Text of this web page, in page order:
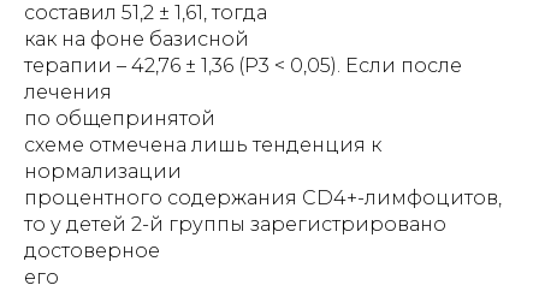
составил 51,2 ± 1,61, тогда
как на фоне базисной
терапии – 42,76 ± 1,36 (Р3 < 0,05). Если после
лечения
по общепринятой
схеме отмечена лишь тенденция к
нормализации
процентного содержания CD4+-лимфоцитов,
то у детей 2-й группы зарегистрировано
достоверное
его